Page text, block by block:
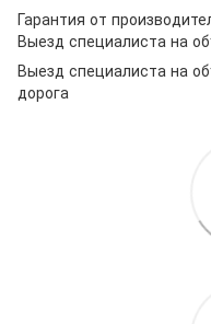
Гарантия от
Выезд специалиста на
Выезд специалиста на
дорога